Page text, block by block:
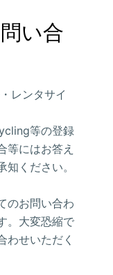
い合
レンタサイ
等の登録
等にはお答え
ください。
のお問い合わ
。大変恐縮で
わせいただく